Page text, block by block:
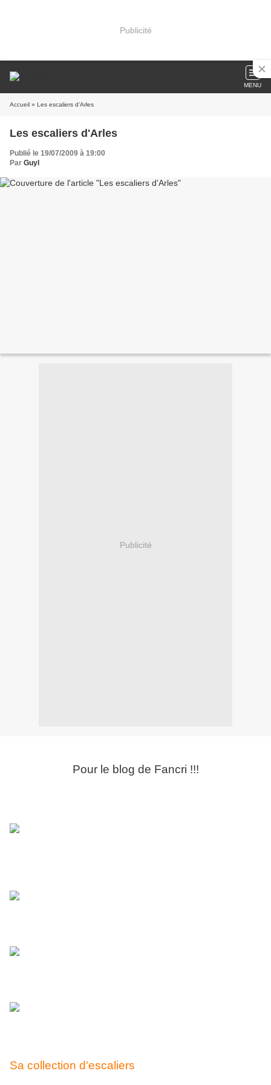
Publicité
MENU
Accueil » Les escaliers d'Arles
Les escaliers d'Arles
Publié le 19/07/2009 à 19:00
Par Guyl
Publicité
Pour le blog de Fancri !!!
Sa collection d'escaliers